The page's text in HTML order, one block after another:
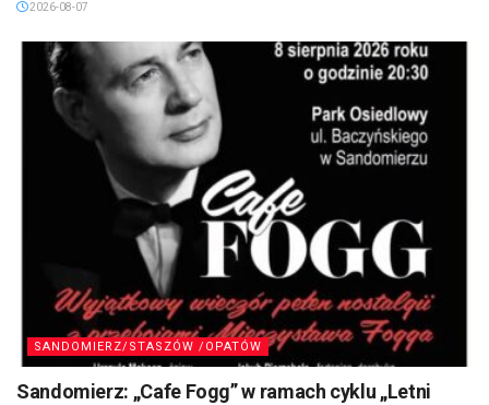
2026-08-07
SANDOMIERZ/STASZÓW /OPATÓW
Sandomierz: „Cafe Fogg” w ramach cyklu „Letni